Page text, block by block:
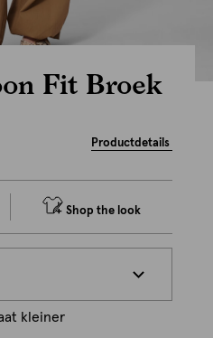
Fit Broek
Productdetails
Shop the look
kleiner